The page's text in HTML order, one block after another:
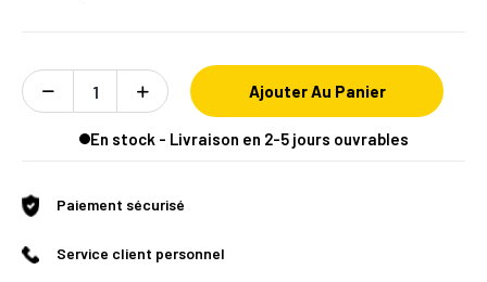
Ajouter Au Panier
En stock - Livraison en 2-5 jours ouvrables
Paiement sécurisé
Service client personnel